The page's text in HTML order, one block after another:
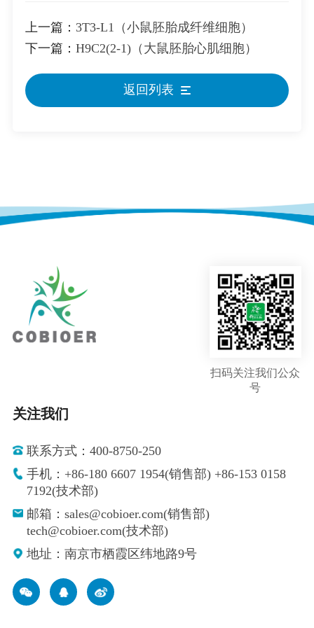
上一篇： 3T3-L1（小鼠胚胎成纤维细胞）
下一篇： H9C2(2-1)（大鼠胚胎心肌细胞）
返回列表
扫码关注我们公众
号
关注我们
联系方式：400-8750-250
手机：+86-180 6607 1954(销售部) +86-153 0158
7192(技术部)
邮箱：sales@cobioer.com(销售部)
tech@cobioer.com(技术部)
地址：南京市栖霞区纬地路9号